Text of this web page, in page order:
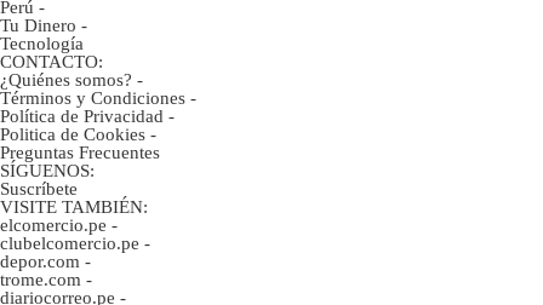
Perú -
Tu Dinero -
Tecnología
CONTACTO:
¿Quiénes somos? -
Términos y Condiciones -
Política de Privacidad -
Politica de Cookies -
Preguntas Frecuentes
SÍGUENOS:
Suscríbete
VISITE TAMBIÉN:
elcomercio.pe -
clubelcomercio.pe -
depor.com -
trome.com -
diariocorreo.pe -